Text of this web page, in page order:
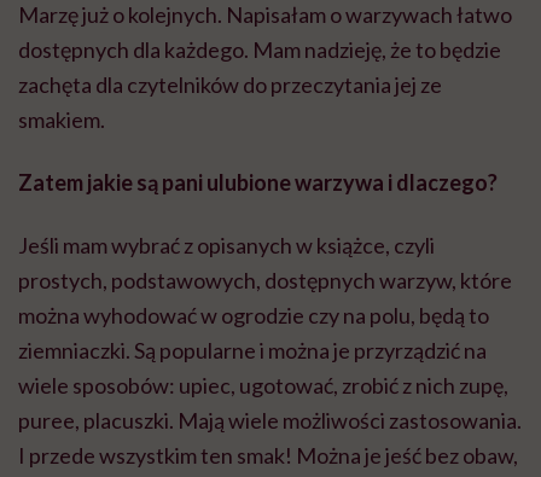
Marzę już o kolejnych. Napisałam o warzywach łatwo
dostępnych dla każdego. Mam nadzieję, że to będzie
zachęta dla czytelników do przeczytania jej ze
smakiem.
Zatem jakie są pani ulubione warzywa i dlaczego?
Jeśli mam wybrać z opisanych w książce, czyli
prostych, podstawowych, dostępnych warzyw, które
można wyhodować w ogrodzie czy na polu, będą to
ziemniaczki. Są popularne i można je przyrządzić na
wiele sposobów: upiec, ugotować, zrobić z nich zupę,
puree, placuszki. Mają wiele możliwości zastosowania.
I przede wszystkim ten smak! Można je jeść bez obaw,